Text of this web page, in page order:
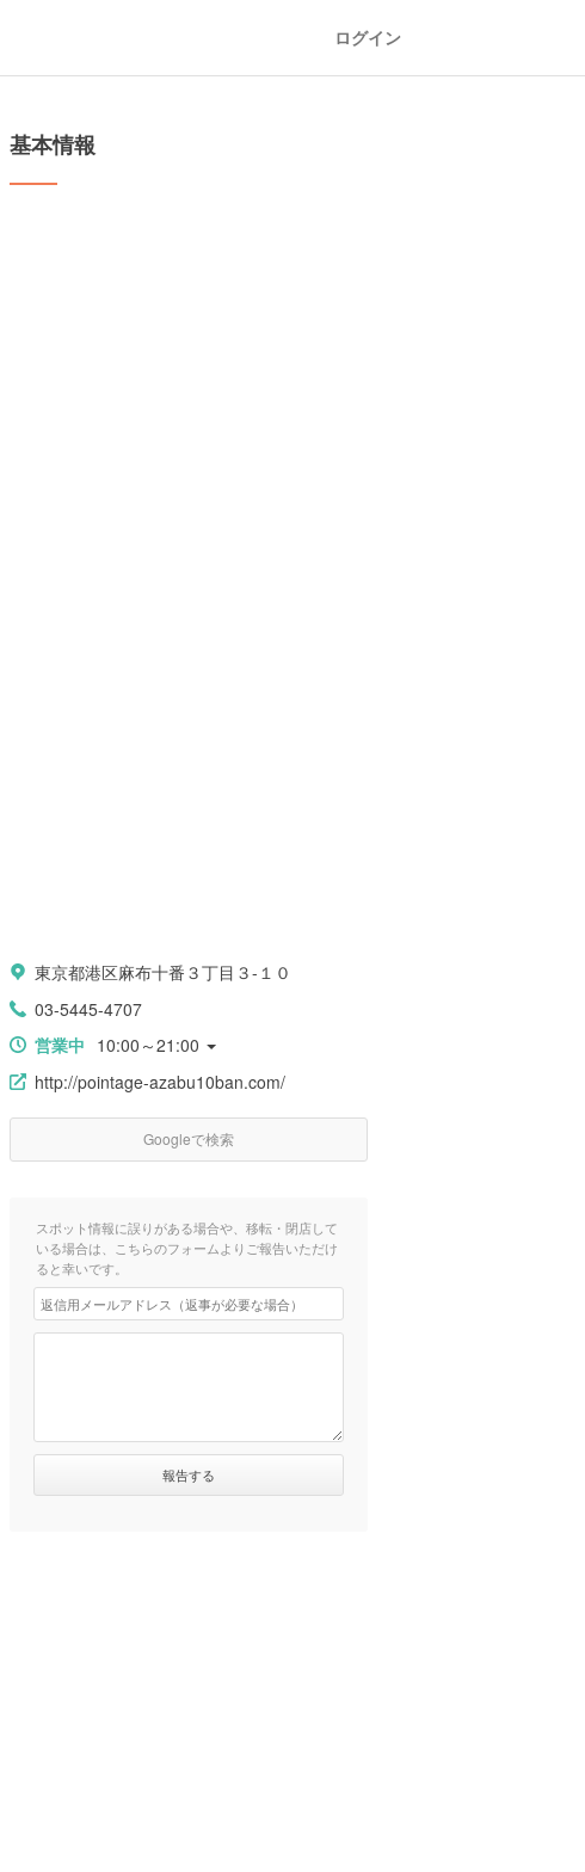
ログイン
基本情報
東京都港区麻布十番３丁目３-１０
03-5445-4707
営業中 10:00～21:00
http://pointage-azabu10ban.com/
Googleで検索
スポット情報に誤りがある場合や、移転・閉店して
いる場合は、こちらのフォームよりご報告いただけ
ると幸いです。